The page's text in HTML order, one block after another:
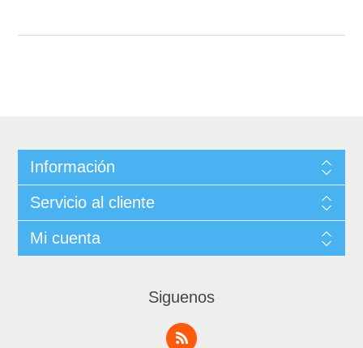
Información
Servicio al cliente
Mi cuenta
Siguenos